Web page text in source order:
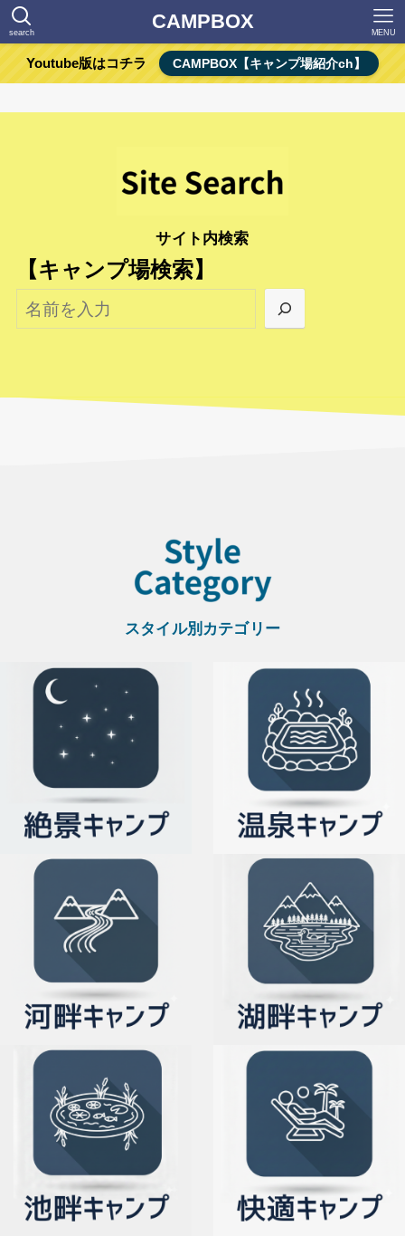
CAMPBOX
search MENU
Youtube版はコチラ CAMPBOX【キャンプ場紹介ch】
サイト内検索
【キャンプ場検索】
スタイル別カテゴリー